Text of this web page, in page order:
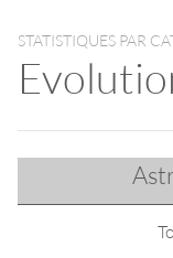
STATISTIQUES PAR